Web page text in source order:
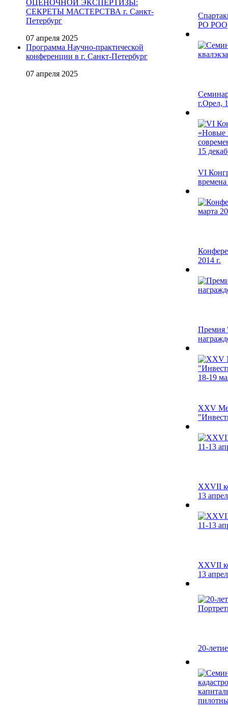
ОЦЕНОЧНОЙ ЭКСПЕРТИЗЫ:
СЕКРЕТЫ МАСТЕРСТВА г. Санкт-
Петербург
07 апреля 2025
Программа Научно-практической
конференции в г. Санкт-Петербург
07 апреля 2025
РО РОО
г.Орел,
VI
2014 г.
Премия
XXV
XXVII
13
XXVII
13
20-